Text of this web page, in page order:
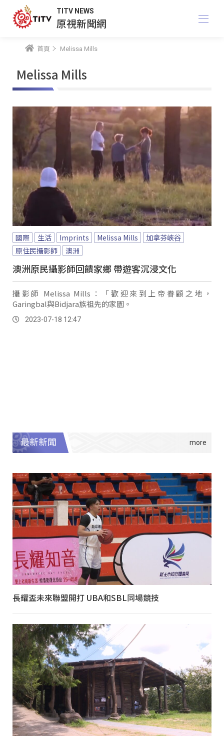
TITV NEWS
原視新聞網
首頁 Melissa Mills
Melissa Mills
國際 生活 Imprints Melissa Mills
加拿芬峽谷
原住民攝影師
澳洲
澳洲原民攝影師回饋家鄉 帶遊客沉浸文化
攝影師 Melissa Mills：「歡迎來到上帝眷顧之地，
Garingbal與Bidjara族祖先的家園。
2023-07-18 12:47
最新新聞
長耀盃未來聯盟開打 UBA和SBL同場競技